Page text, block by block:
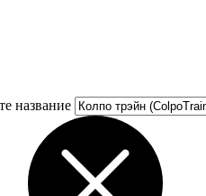
название